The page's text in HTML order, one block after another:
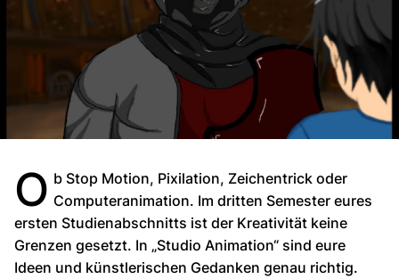
O b Stop Motion, Pixilation, Zeichentrick oder
Computeranimation. Im dritten Semester eures
ersten Studienabschnitts ist der Kreativität keine
Grenzen gesetzt. In „Studio Animation“ sind eure
Ideen und künstlerischen Gedanken genau richtig.